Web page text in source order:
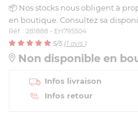
📦 Nos stocks nous obligent à
en boutique. Consultez sa
Réf. : 281888 - EH795504
5/5 (1 avis )
Non disponible en
Infos livraison
Infos retour